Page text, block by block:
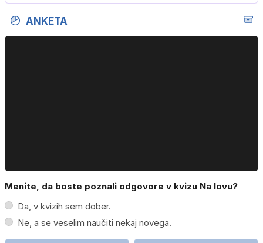
ANKETA
Menite, da boste poznali odgovore v kvizu Na lovu?
Da, v kvizih sem dober.
Ne, a se veselim naučiti nekaj novega.